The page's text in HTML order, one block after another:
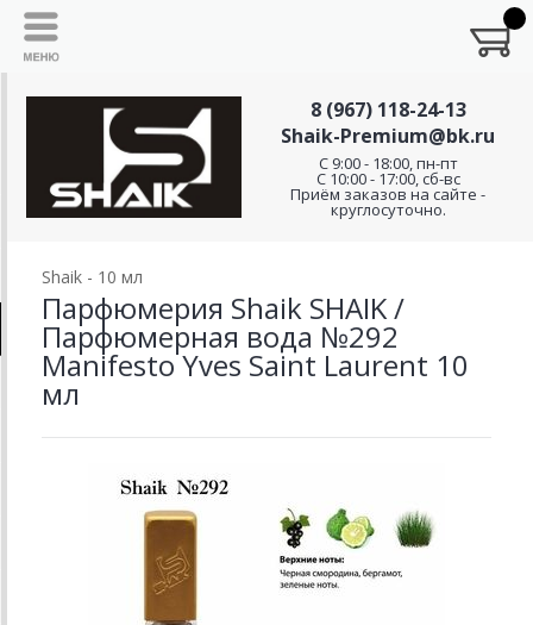
8 (967) 118-24-13
Shaik-Premium@bk.ru
C 9:00 - 18:00, пн-пт
С 10:00 - 17:00, сб-вс
Приём заказов на сайте -
круглосуточно.
Shaik - 10 мл
Парфюмерия Shaik SHAIK /
Парфюмерная вода №292
Manifesto Yves Saint Laurent 10
мл